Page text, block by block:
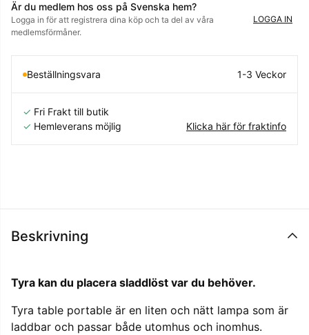
Är du medlem hos oss på Svenska hem?
Logga in för att registrera dina köp och ta del av våra
medlemsförmåner.
LOGGA IN
Beställningsvara 1-3 Veckor
✓ Fri Frakt till butik
✓ Hemleverans möjlig Klicka här för fraktinfo
Beskrivning
Tyra kan du placera sladdlöst var du behöver.
Tyra table portable är en liten och nätt lampa som är
laddbar och passar både utomhus och inomhus.